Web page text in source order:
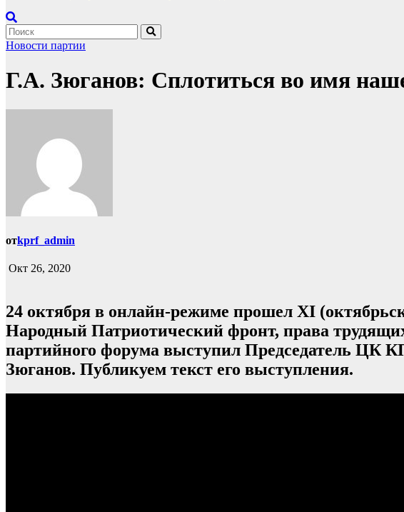
Новости партии
Г.А. Зюганов: Сплотиться во имя
отkprf_admin
Окт 26, 2020
24 октября в онлайн-режиме прошел XI
Народный Патриотический фронт, права
партийного форума выступил Председатель ЦК
Зюганов. Публикуем текст его выступления.